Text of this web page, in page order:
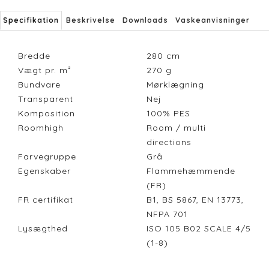
Specifikation Beskrivelse Downloads Vaskeanvisninger
Bredde 280 cm
Vægt pr. m²
270 g
Bundvare
Mørklægning
Transparent
Nej
Komposition
100% PES
Roomhigh
Room / multi
directions
Farvegruppe
Grå
Egenskaber
Flammehæmmende
(FR)
FR certifikat
B1, BS 5867, EN 13773,
NFPA 701
Lysægthed
ISO 105 B02 SCALE 4/5
(1-8)